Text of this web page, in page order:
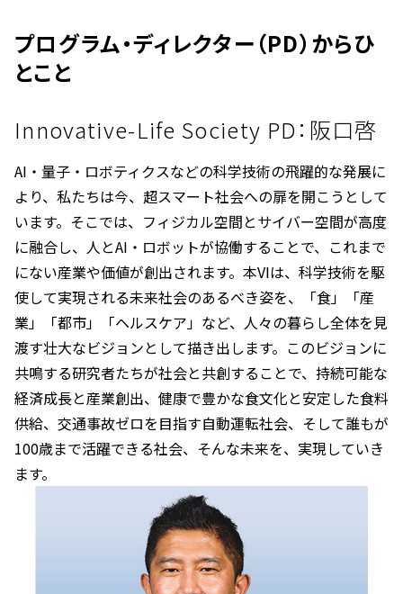
プログラム・ディレクター（PD）からひ
とこと
Innovative-Life Society PD：阪口啓
AI・量子・ロボティクスなどの科学技術の飛躍的な発展に
より、私たちは今、超スマート社会への扉を開こうとして
います。そこでは、フィジカル空間とサイバー空間が高度
に融合し、人とAI・ロボットが協働することで、これまで
にない産業や価値が創出されます。本VIは、科学技術を駆
使して実現される未来社会のあるべき姿を、「食」「産
業」「都市」「ヘルスケア」など、人々の暮らし全体を見
渡す壮大なビジョンとして描き出します。このビジョンに
共鳴する研究者たちが社会と共創することで、持続可能な
経済成長と産業創出、健康で豊かな食文化と安定した食料
供給、交通事故ゼロを目指す自動運転社会、そして誰もが
100歳まで活躍できる社会、そんな未来を、実現していき
ます。